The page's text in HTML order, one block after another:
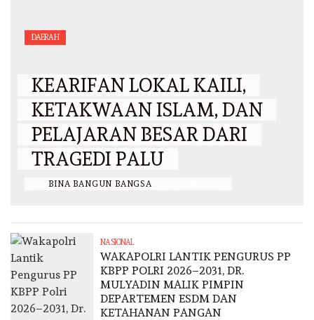
DAERAH
KEARIFAN LOKAL KAILI,
KETAKWAAN ISLAM, DAN
PELAJARAN BESAR DARI
TRAGEDI PALU
BINA BANGUN BANGSA
NASIONAL
WAKAPOLRI LANTIK PENGURUS PP
KBPP POLRI 2026–2031, DR.
MULYADIN MALIK PIMPIN
DEPARTEMEN ESDM DAN
KETAHANAN PANGAN